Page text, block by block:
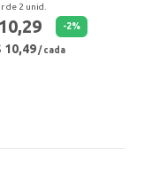
de 2 unid.
-2%
10,49/ cada